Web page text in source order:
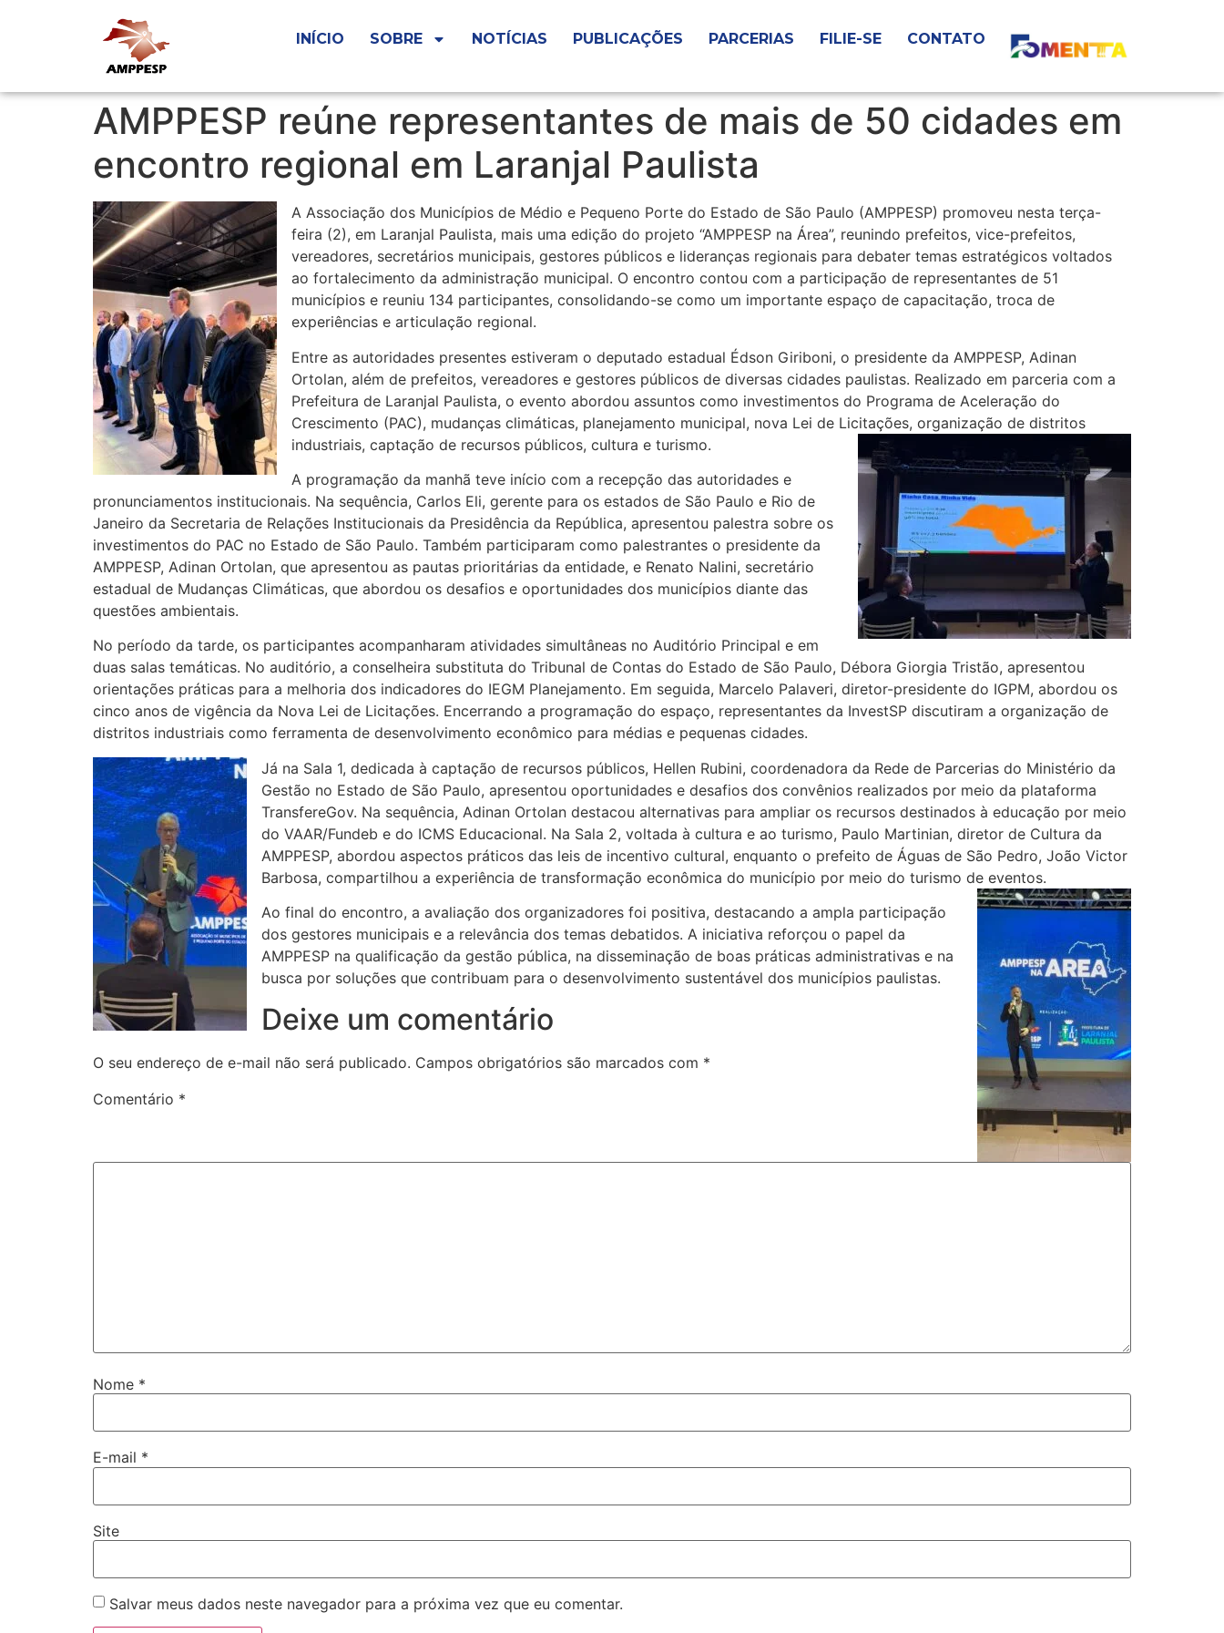
INÍCIO SOBRE NOTÍCIAS PUBLICAÇÕES PARCERIAS FILIE-SE CONTATO
AMPPESP reúne representantes de mais de 50 cidades em
encontro regional em Laranjal Paulista
A Associação dos Municípios de Médio e Pequeno Porte do Estado de São Paulo (AMPPESP) promoveu nesta terça-
feira (2), em Laranjal Paulista, mais uma edição do projeto “AMPPESP na Área”, reunindo prefeitos, vice-prefeitos,
vereadores, secretários municipais, gestores públicos e lideranças regionais para debater temas estratégicos voltados
ao fortalecimento da administração municipal. O encontro contou com a participação de representantes de 51
municípios e reuniu 134 participantes, consolidando-se como um importante espaço de capacitação, troca de
experiências e articulação regional.
Entre as autoridades presentes estiveram o deputado estadual Édson Giriboni, o presidente da AMPPESP, Adinan
Ortolan, além de prefeitos, vereadores e gestores públicos de diversas cidades paulistas. Realizado em parceria com a
Prefeitura de Laranjal Paulista, o evento abordou assuntos como investimentos do Programa de Aceleração do
Crescimento (PAC), mudanças climáticas, planejamento municipal, nova Lei de Licitações, organização de distritos
industriais, captação de recursos públicos, cultura e turismo.
A programação da manhã teve início com a recepção das autoridades e
pronunciamentos institucionais. Na sequência, Carlos Eli, gerente para os estados de São Paulo e Rio de
Janeiro da Secretaria de Relações Institucionais da Presidência da República, apresentou palestra sobre os
investimentos do PAC no Estado de São Paulo. Também participaram como palestrantes o presidente da
AMPPESP, Adinan Ortolan, que apresentou as pautas prioritárias da entidade, e Renato Nalini, secretário
estadual de Mudanças Climáticas, que abordou os desafios e oportunidades dos municípios diante das
questões ambientais.
No período da tarde, os participantes acompanharam atividades simultâneas no Auditório Principal e em
duas salas temáticas. No auditório, a conselheira substituta do Tribunal de Contas do Estado de São Paulo, Débora Giorgia Tristão, apresentou
orientações práticas para a melhoria dos indicadores do IEGM Planejamento. Em seguida, Marcelo Palaveri, diretor-presidente do IGPM, abordou os
cinco anos de vigência da Nova Lei de Licitações. Encerrando a programação do espaço, representantes da InvestSP discutiram a organização de
distritos industriais como ferramenta de desenvolvimento econômico para médias e pequenas cidades.
Já na Sala 1, dedicada à captação de recursos públicos, Hellen Rubini, coordenadora da Rede de Parcerias do Ministério da
Gestão no Estado de São Paulo, apresentou oportunidades e desafios dos convênios realizados por meio da plataforma
TransfereGov. Na sequência, Adinan Ortolan destacou alternativas para ampliar os recursos destinados à educação por meio
do VAAR/Fundeb e do ICMS Educacional. Na Sala 2, voltada à cultura e ao turismo, Paulo Martinian, diretor de Cultura da
AMPPESP, abordou aspectos práticos das leis de incentivo cultural, enquanto o prefeito de Águas de São Pedro, João Victor
Barbosa, compartilhou a experiência de transformação econômica do município por meio do turismo de eventos.
Ao final do encontro, a avaliação dos organizadores foi positiva, destacando a ampla participação
dos gestores municipais e a relevância dos temas debatidos. A iniciativa reforçou o papel da
AMPPESP na qualificação da gestão pública, na disseminação de boas práticas administrativas e na
busca por soluções que contribuam para o desenvolvimento sustentável dos municípios paulistas.
Deixe um comentário
O seu endereço de e-mail não será publicado. Campos obrigatórios são marcados com *
Comentário *
Nome *
E-mail *
Site
Salvar meus dados neste navegador para a próxima vez que eu comentar.